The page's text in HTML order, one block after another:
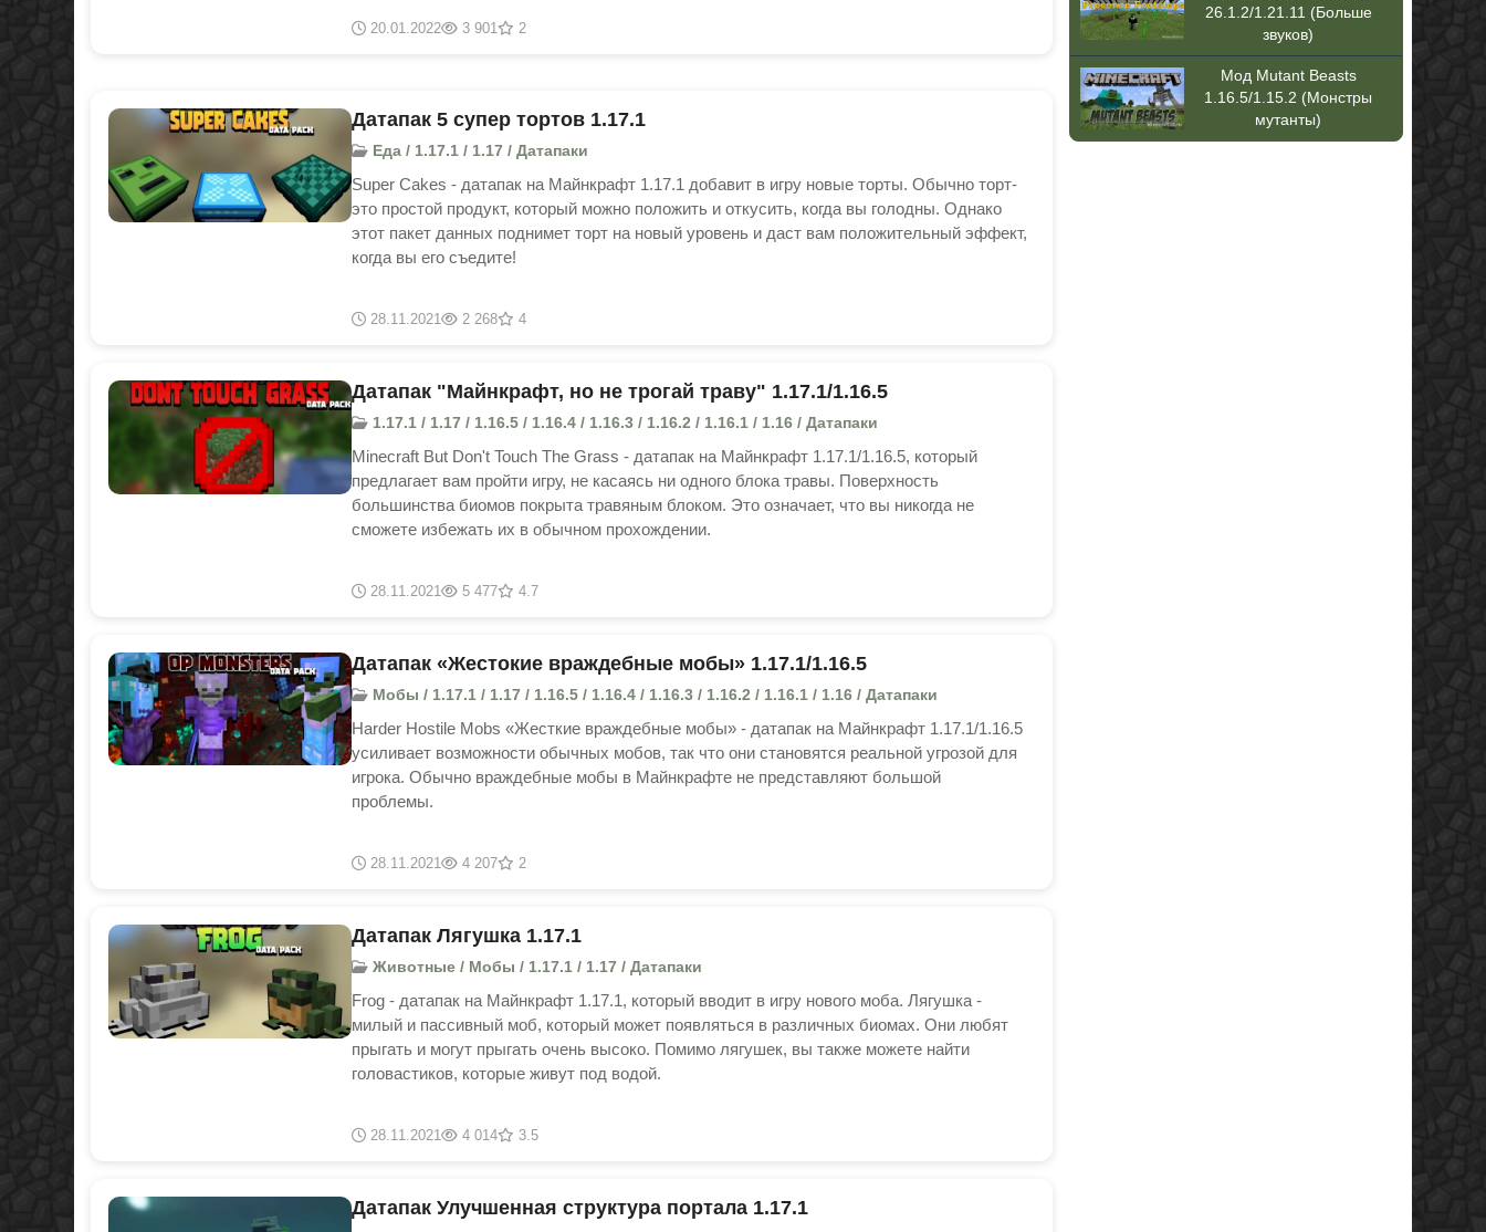
20.01.2022 3 901 2
Датапак 5 супер тортов 1.17.1
Еда / 1.17.1 / 1.17 / Датапаки
Super Cakes - датапак на Майнкрафт 1.17.1 добавит в игру новые торты. Обычно торт-
это простой продукт, который можно положить и откусить, когда вы голодны. Однако
этот пакет данных поднимет торт на новый уровень и даст вам положительный эффект,
когда вы его съедите!
28.11.2021 2 268 4
Датапак "Майнкрафт, но не трогай траву" 1.17.1/1.16.5
1.17.1 / 1.17 / 1.16.5 / 1.16.4 / 1.16.3 / 1.16.2 / 1.16.1 / 1.16 / Датапаки
Minecraft But Don't Touch The Grass - датапак на Майнкрафт 1.17.1/1.16.5, который
предлагает вам пройти игру, не касаясь ни одного блока травы. Поверхность
большинства биомов покрыта травяным блоком. Это означает, что вы никогда не
сможете избежать их в обычном прохождении.
28.11.2021 5 477 4.7
Датапак «Жестокие враждебные мобы» ​​1.17.1/1.16.5
Мобы / 1.17.1 / 1.17 / 1.16.5 / 1.16.4 / 1.16.3 / 1.16.2 / 1.16.1 / 1.16 / Датапаки
Harder Hostile Mobs «Жесткие враждебные мобы» - датапак на Майнкрафт ​​1.17.1/1.16.5
усиливает возможности обычных мобов, так что они становятся реальной угрозой для
игрока. Обычно враждебные мобы в Майнкрафте не представляют большой
проблемы.
28.11.2021 4 207 2
Датапак Лягушка 1.17.1
Животные / Мобы / 1.17.1 / 1.17 / Датапаки
Frog - датапак на Майнкрафт 1.17.1, который вводит в игру нового моба. Лягушка -
милый и пассивный моб, который может появляться в различных биомах. Они любят
прыгать и могут прыгать очень высоко. Помимо лягушек, вы также можете найти
головастиков, которые живут под водой.
28.11.2021 4 014 3.5
Датапак Улучшенная структура портала 1.17.1
26.1.2/1.21.11 (Больше
звуков)
Мод Mutant Beasts
1.16.5/1.15.2 (Монстры
мутанты)